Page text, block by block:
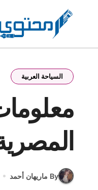
السياحة العربية
By ماريهان أحمد